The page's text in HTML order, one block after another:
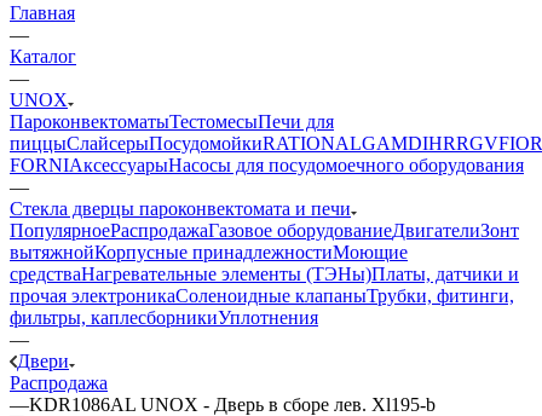
Главная
—
Каталог
—
UNOX
ПароконвектоматыТестомесыПечи для
пиццыСлайсерыПосудомойкиRATIONALGAMDIHRRGV
FORNIАксессуарыНасосы для посудомоечного оборудования
—
Стекла дверцы пароконвектомата и печи
ПопулярноеРаспродажаГазовое оборудованиеДвигателиЗонт
вытяжнойКорпусные принадлежностиМоющие
средстваНагревательные элементы (ТЭНы)Платы, датчики и
прочая электроникаСоленоидные клапаныТрубки, фитинги,
фильтры, каплесборникиУплотнения
—
Двери
Распродажа
—KDR1086AL UNOX - Дверь в сборе лев. Xl195-b